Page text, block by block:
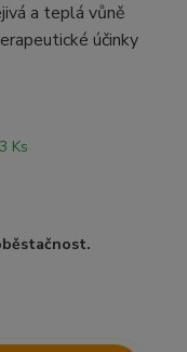
a teplá vůně
účinky
Ks